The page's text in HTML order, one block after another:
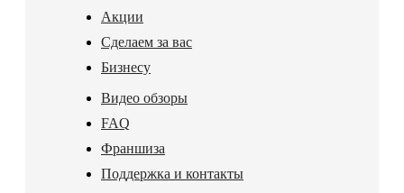
Акции
Сделаем за вас
Бизнесу
Видео обзоры
FAQ
Франшиза
Поддержка и контакты